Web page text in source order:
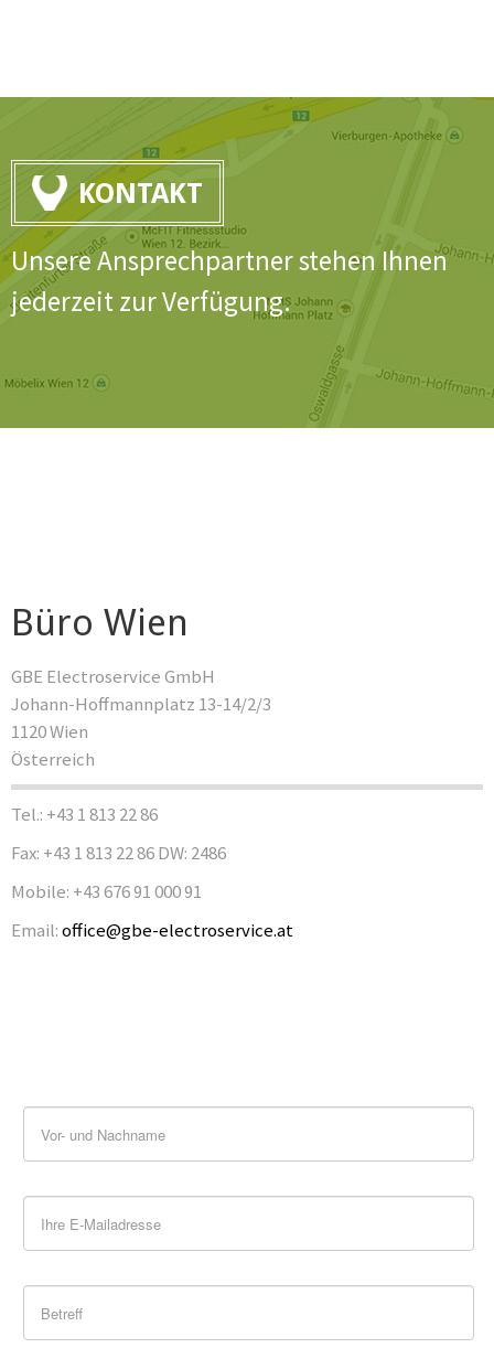
KONTAKT
Unsere Ansprechpartner stehen Ihnen
jederzeit zur Verfügung.
Büro Wien
GBE Electroservice GmbH
Johann-Hoffmannplatz 13-14/2/3
1120 Wien
Österreich
Tel.: +43 1 813 22 86
Fax: +43 1 813 22 86 DW: 2486
Mobile: +43 676 91 000 91
Email:office@gbe-electroservice.at